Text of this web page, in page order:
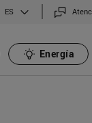
ES
Energía